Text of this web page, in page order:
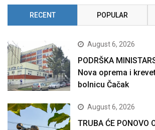
RECENT POPULAR
August 6, 2026
PODRŠKA
Nova oprema i
bolnicu Čačak
August 6, 2026
TRUBA ĆE PONOVO